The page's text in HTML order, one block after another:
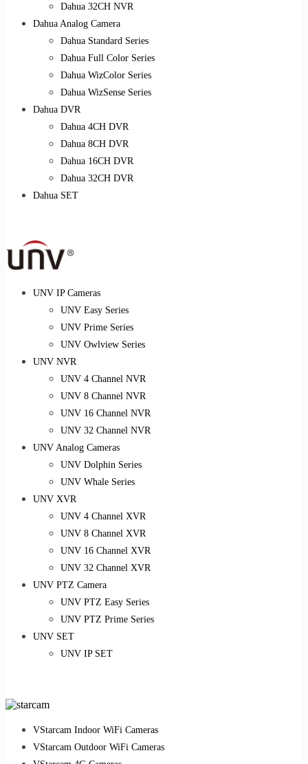
Dahua 32CH NVR
Dahua Analog Camera
Dahua Standard Series
Dahua Full Color Series
Dahua WizColor Series
Dahua WizSense Series
Dahua DVR
Dahua 4CH DVR
Dahua 8CH DVR
Dahua 16CH DVR
Dahua 32CH DVR
Dahua SET
UNV IP Cameras
UNV Easy Series
UNV Prime Series
UNV Owlview Series
UNV NVR
UNV 4 Channel NVR
UNV 8 Channel NVR
UNV 16 Channel NVR
UNV 32 Channel NVR
UNV Analog Cameras
UNV Dolphin Series
UNV Whale Series
UNV XVR
UNV 4 Channel XVR
UNV 8 Channel XVR
UNV 16 Channel XVR
UNV 32 Channel XVR
UNV PTZ Camera
UNV PTZ Easy Series
UNV PTZ Prime Series
UNV SET
UNV IP SET
VStarcam Indoor WiFi Cameras
VStarcam Outdoor WiFi Cameras